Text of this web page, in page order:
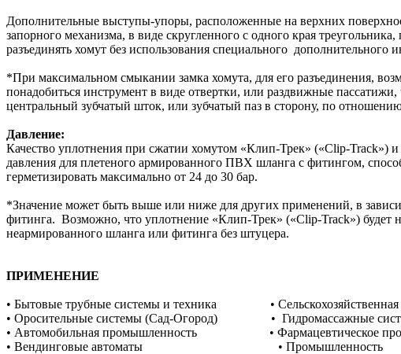
Дополнительные выступы-упоры, расположенные на верхних
запорного механизма, в виде скругленного с одного края
разъединять хомут без использования специального
*При максимальном смыкании замка хомута, для его разъединения,
понадобиться инструмент в виде отвертки, или раздвижные пассатижи,
центральный зубчатый шток, или зубчатый паз в сторону, по
Давление:
Качество уплотнения при сжатии хомутом «Клип-Трек» («Clip-Track»)
давления для плетеного армированного ПВХ шланга с фитингом,
герметизировать максимально от 24 до 30 бар.
*Значение может быть выше или ниже для других применений, в
фитинга. Возможно, что уплотнение «Клип-Трек» («Clip-Track») будет
неармированного шланга или фитинга без штуцера.
ПРИМЕНЕНИЕ
• Бытовые трубные системы и техника •
• Оросительные системы (Сад-Огород) •
• Автомобильная промышленность • Фармацевтическое
• Вендинговые автоматы • Промышленность